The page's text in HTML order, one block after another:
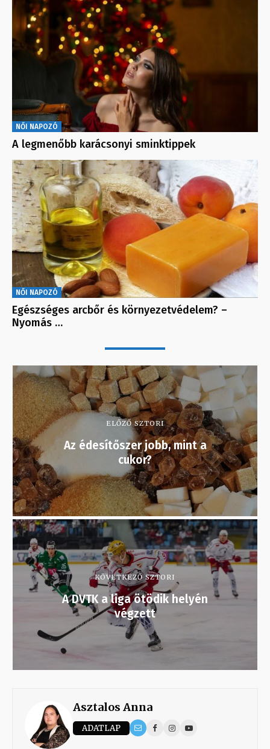
NŐI NAPOZÓ
A legmenőbb karácsonyi sminktippek
NŐI NAPOZÓ
Egészséges arcbőr és környezetvédelem? –
Nyomás …
ELŐZŐ SZTORI
Az édesítőszer jobb, mint a
cukor?
KÖVETKEZŐ SZTORI
A DVTK a liga ötödik helyén
végzett
Asztalos Anna
ADATLAP